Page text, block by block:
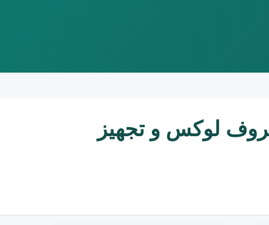
لوکس و تجهیز